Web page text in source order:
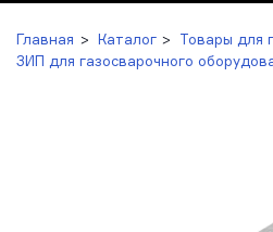
Главная Каталог
Товары для
ЗИП для газосварочного